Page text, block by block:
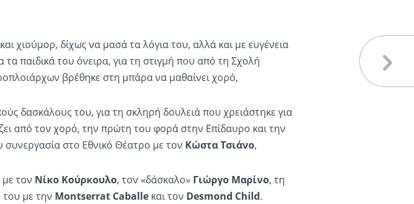
χιούμορ, δίχως να μασά τα λόγια του, αλλά και με ευγένεια
τα παιδικά του όνειρα, για τη στιγμή που από τη Σχολή
βρέθηκε στη μπάρα να μαθαίνει χορό,
δασκάλους του, για τη σκληρή δουλειά που χρειάστηκε για
από τον χορό, την πρώτη του φορά στην Επίδαυρο και την
στο Εθνικό Θέατρο με τον Κώστα Τσιάνο,
τον Νίκο Κούρκουλο, τον «δάσκαλο» Γιώργο Μαρίνο, τη
με την Montserrat Caballe και τον Desmond Child.